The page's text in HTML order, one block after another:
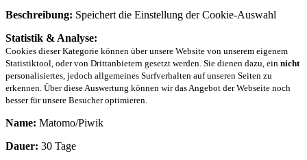
Beschreibung: Speichert die Einstellung der Cookie-Auswahl
Statistik & Analyse:
Cookies dieser Kategorie können über unsere Website von unserem eigenem
Statistiktool, oder von Drittanbietern gesetzt werden. Sie dienen dazu, ein nicht
personalisiertes, jedoch allgemeines Surfverhalten auf unseren Seiten zu
erkennen. Über diese Auswertung können wir das Angebot der Webseite noch
besser für unsere Besucher optimieren.
Name: Matomo/Piwik
Dauer: 30 Tage